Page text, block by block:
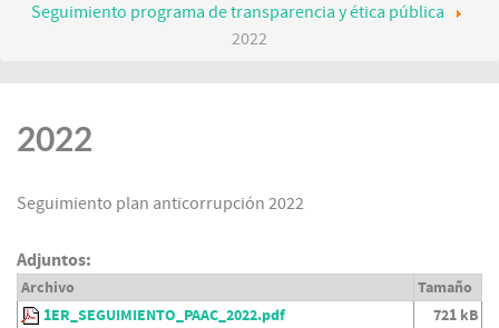
Seguimiento programa de transparencia y ética pública
2022
2022
Seguimiento plan anticorrupción 2022
Adjuntos:
Archivo
Tamaño
1ER_SEGUIMIENTO_PAAC_2022.pdf
721 kB